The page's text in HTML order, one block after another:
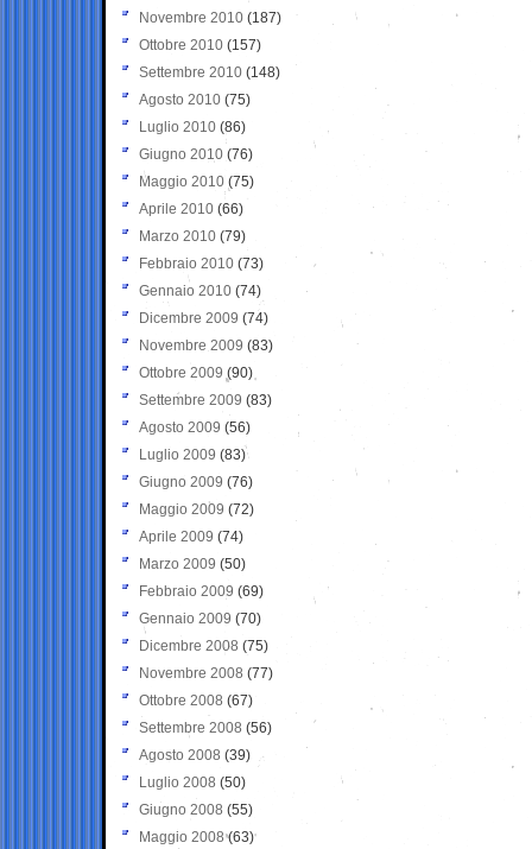
Novembre 2010 (187)
Ottobre 2010 (157)
Settembre 2010 (148)
Agosto 2010 (75)
Luglio 2010 (86)
Giugno 2010 (76)
Maggio 2010 (75)
Aprile 2010 (66)
Marzo 2010 (79)
Febbraio 2010 (73)
Gennaio 2010 (74)
Dicembre 2009 (74)
Novembre 2009 (83)
Ottobre 2009 (90)
Settembre 2009 (83)
Agosto 2009 (56)
Luglio 2009 (83)
Giugno 2009 (76)
Maggio 2009 (72)
Aprile 2009 (74)
Marzo 2009 (50)
Febbraio 2009 (69)
Gennaio 2009 (70)
Dicembre 2008 (75)
Novembre 2008 (77)
Ottobre 2008 (67)
Settembre 2008 (56)
Agosto 2008 (39)
Luglio 2008 (50)
Giugno 2008 (55)
Maggio 2008(63)